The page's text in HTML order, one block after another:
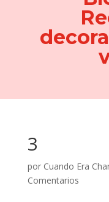
3
por Cuando Era
Comentarios